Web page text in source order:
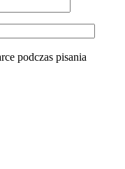
podczas pisania